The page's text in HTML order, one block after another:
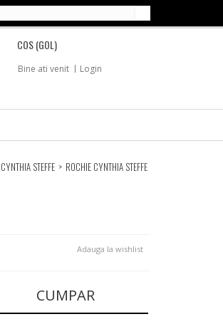
COS(GOL)
Bine ati venit Login
CYNTHIA STEFFE > ROCHIE CYNTHIA STEFFE
Adauga la wishlist
CUMPAR